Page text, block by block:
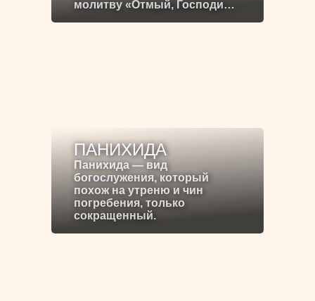
молитву «Отмый, Господи…
ПАНИХИДА
Панихида — вид
богослужения, который
похож на утреню и чин
погребения, только
сокращенный.